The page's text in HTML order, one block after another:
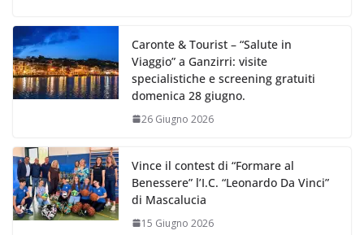
Caronte & Tourist – “Salute in
Viaggio” a Ganzirri: visite
specialistiche e screening gratuiti
domenica 28 giugno.
26 Giugno 2026
Vince il contest di “Formare al
Benessere” l’I.C. “Leonardo Da Vinci”
di Mascalucia
15 Giugno 2026